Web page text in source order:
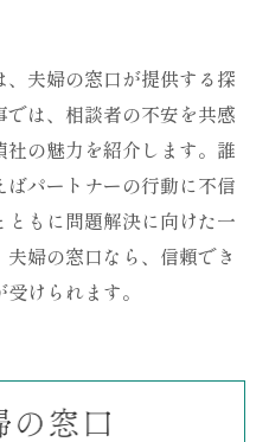
夫婦の窓口が提供する探
は、相談者の不安を共感
の魅力を紹介します。誰
パートナーの行動に不信
もに問題解決に向けた一
婦の窓口なら、信頼でき
けられます。